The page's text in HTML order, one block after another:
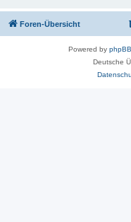
Foren-Übersicht
Powered by phpBB
Deutsche